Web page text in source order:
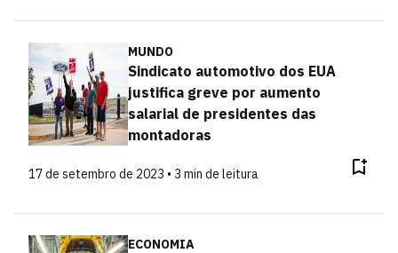
MUNDO
Sindicato automotivo dos EUA
justifica greve por aumento
salarial de presidentes das
montadoras
17 de setembro de 2023 • 3 min de leitura
ECONOMIA